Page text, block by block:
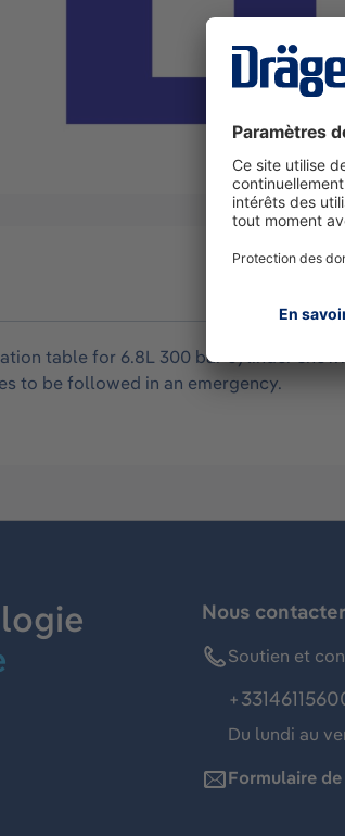
table for 6.8L 300 bar cylinder
to be followed in an emergency.
Nous contacter
Soutien et
Du lundi au
Formulaire